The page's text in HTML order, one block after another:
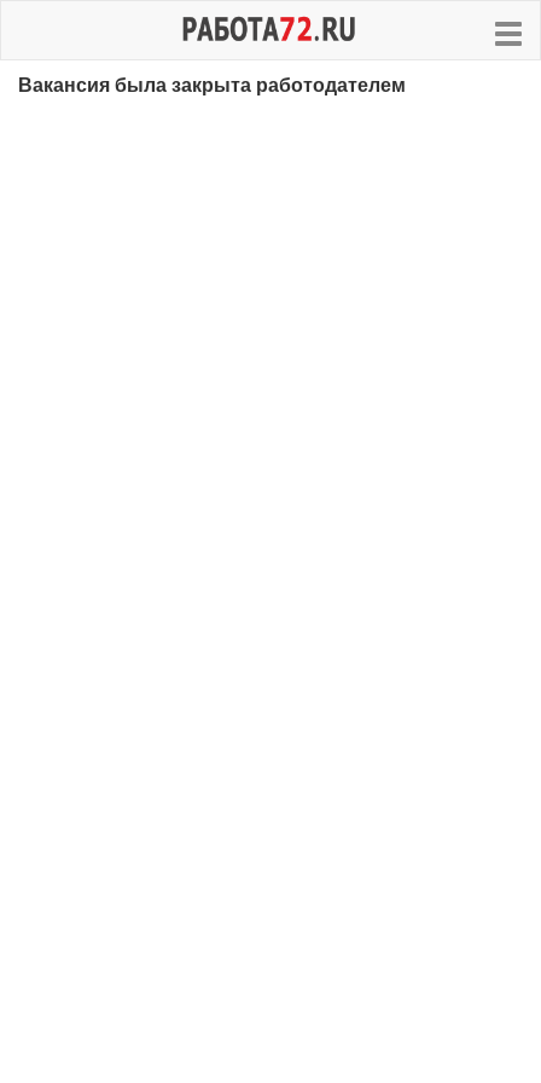
Вакансия была закрыта работодателем